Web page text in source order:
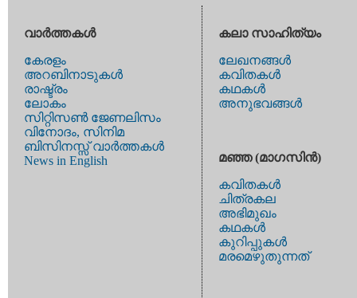
വാര്‍ത്തകള്‍
കേരളം
അറബിനാടുകള്‍
രാഷ്ട്രം
ലോകം
സിറ്റിസണ്‍ ജേണലിസം
വിനോദം, സിനിമ
ബിസിനസ്സ് വാര്‍ത്തകള്‍
News in English
കലാ സാഹിത്യം
ലേഖനങ്ങള്‍
കവിതകള്‍
കഥകള്‍
അനുഭവങ്ങള്‍
മഞ്ഞ (മാഗസിന്‍)
കവിതകള്‍
ചിത്രകല
അഭിമുഖം
കഥകള്‍
കുറിപ്പുകള്‍
മരമെഴുതുന്നത്